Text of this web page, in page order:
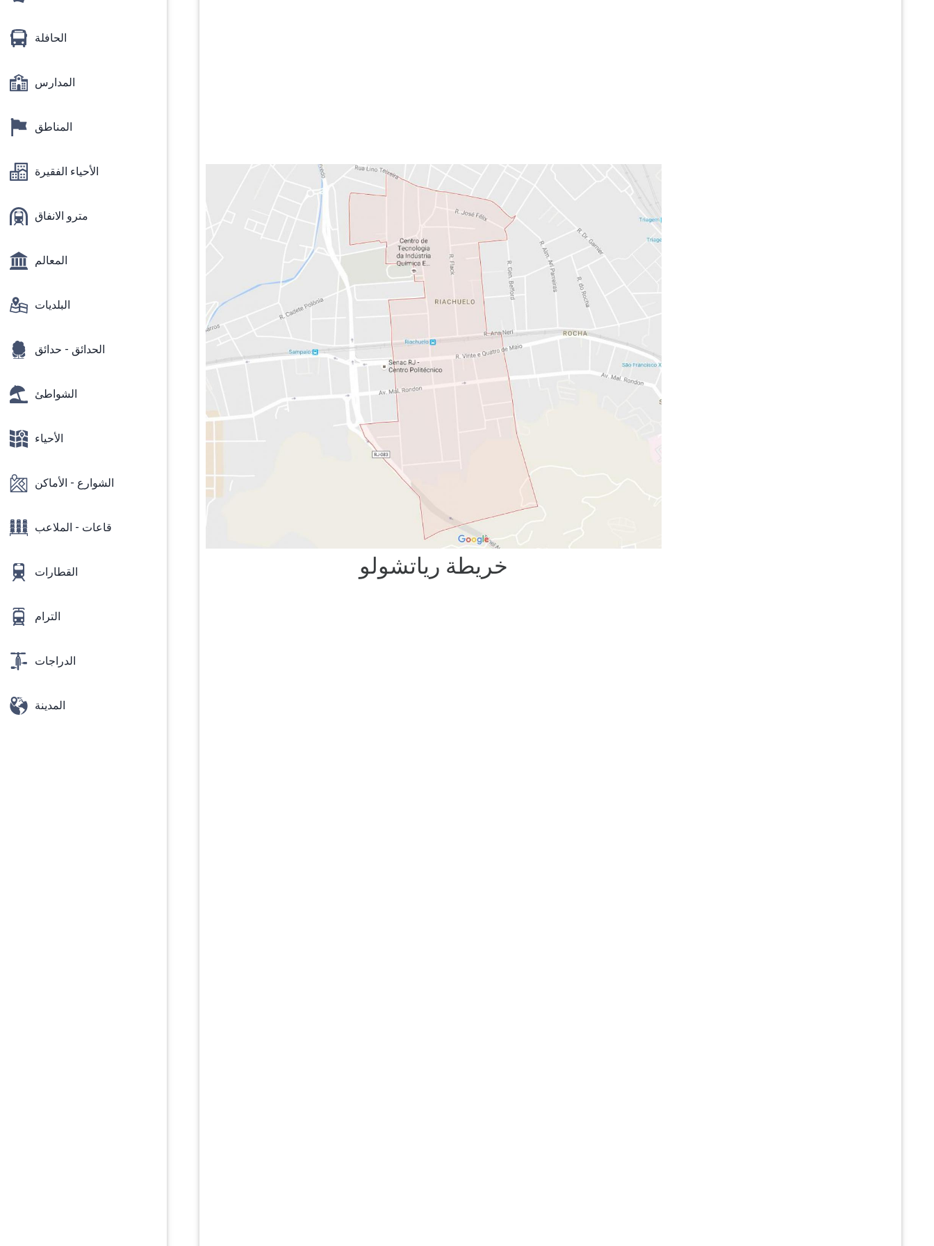
الحافلة
المدارس
المناطق
الأحياء الفقيرة
مترو الانفاق
المعالم
البلديات
الحدائق - حدائق
الشواطئ
الأحياء
الشوارع - الأماكن
قاعات - الملاعب
القطارات
الترام
الدراجات
المدينة
خريطة رياتشولو